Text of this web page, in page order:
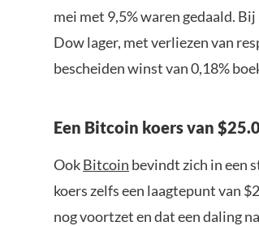
mei met 9,5% waren gedaald.
Dow lager, met verliezen van
bescheiden winst van 0,18%
Een Bitcoin koers van
OokBitcoin bevindt zich in een
koers zelfs een laagtepunt van
nog voortzet en dat een daling